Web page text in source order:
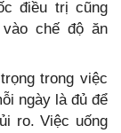
điều trị cũng
chế độ ăn
trong việc
ngày là đủ để
ro. Việc uống